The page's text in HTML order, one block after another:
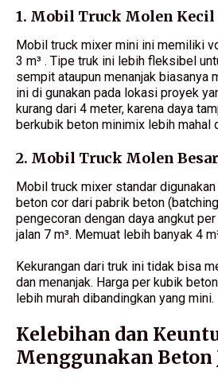
1. Mobil Truck Molen Kecil
Mobil truck mixer mini ini memiliki
3 m³ . Tipe truk ini lebih fleksibel
sempit ataupun menanjak biasanya
ini di gunakan pada lokasi proyek
kurang dari 4 meter, karena daya
berkubik beton minimix lebih mahal
2. Mobil Truck Molen Besar
Mobil truck mixer standar
beton cor dari pabrik beton
pengecoran dengan daya angkut
jalan 7 m³. Memuat lebih banyak 4
Kekurangan dari truk ini tidak bisa
dan menanjak. Harga per kubik
lebih murah dibandingkan yang mini.
Kelebihan dan
Menggunakan Beton